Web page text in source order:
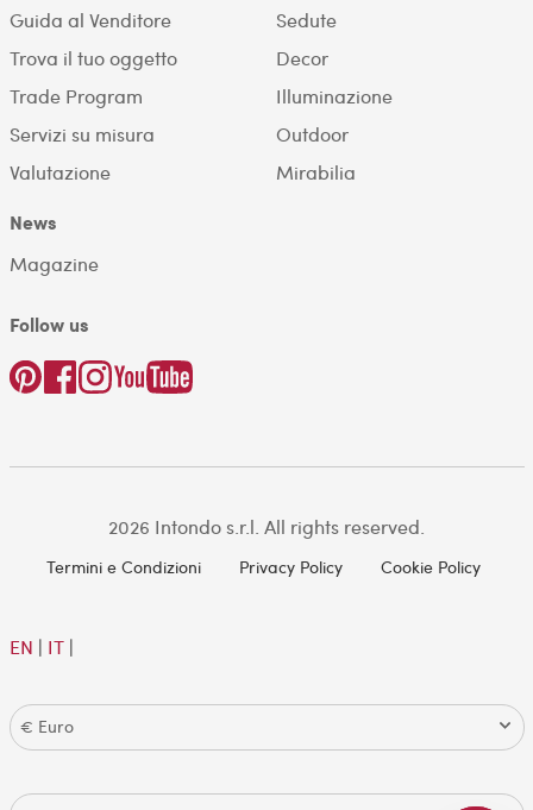
Guida al Venditore
Trova il tuo oggetto
Trade Program
Servizi su misura
Valutazione
Sedute
Decor
Illuminazione
Outdoor
Mirabilia
News
Magazine
Follow us
2026 Intondo s.r.l. All rights reserved.
Termini e Condizioni Privacy Policy Cookie Policy
EN | IT|